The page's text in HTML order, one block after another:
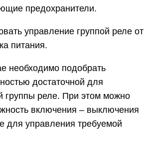
нагрузкой постоянного и
разные железки, рассмотрим